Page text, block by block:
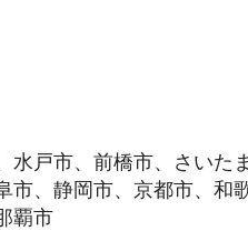
戸市、前橋市、さいた
、静岡市、京都市、和
覇市